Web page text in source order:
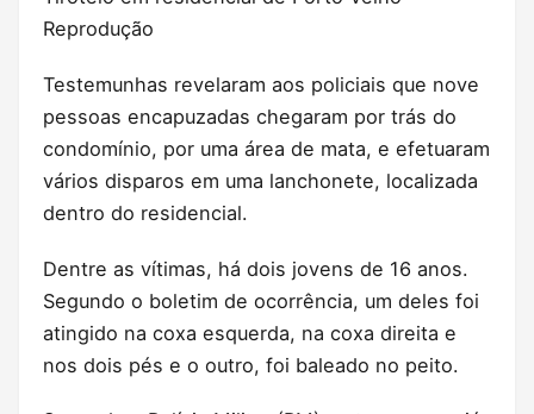
Reprodução
Testemunhas revelaram aos policiais que nove
pessoas encapuzadas chegaram por trás do
condomínio, por uma área de mata, e efetuaram
vários disparos em uma lanchonete, localizada
dentro do residencial.
Dentre as vítimas, há dois jovens de 16 anos.
Segundo o boletim de ocorrência, um deles foi
atingido na coxa esquerda, na coxa direita e
nos dois pés e o outro, foi baleado no peito.